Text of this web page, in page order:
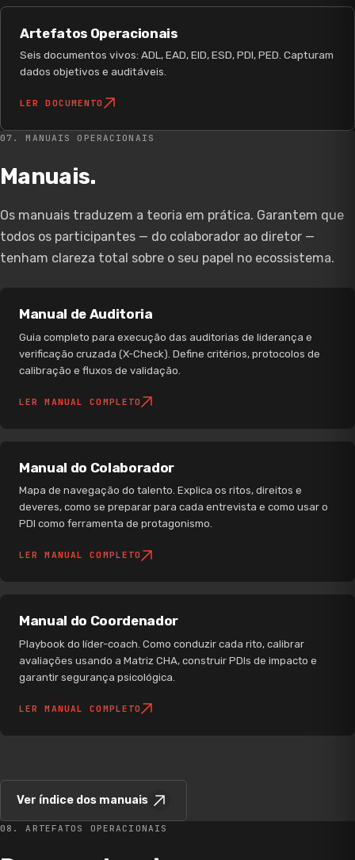
Artefatos Operacionais
Seis documentos vivos: ADL, EAD, EID, ESD, PDI, PED. Capturam
dados objetivos e auditáveis.
LER DOCUMENTO
07. MANUAIS OPERACIONAIS
Manuais.
Os manuais traduzem a teoria em prática. Garantem que
todos os participantes — do colaborador ao diretor —
tenham clareza total sobre o seu papel no ecossistema.
Manual de Auditoria
Guia completo para execução das auditorias de liderança e
verificação cruzada (X-Check). Define critérios, protocolos de
calibração e fluxos de validação.
LER MANUAL COMPLETO
Manual do Colaborador
Mapa de navegação do talento. Explica os ritos, direitos e
deveres, como se preparar para cada entrevista e como usar o
PDI como ferramenta de protagonismo.
LER MANUAL COMPLETO
Manual do Coordenador
Playbook do líder-coach. Como conduzir cada rito, calibrar
avaliações usando a Matriz CHA, construir PDIs de impacto e
garantir segurança psicológica.
LER MANUAL COMPLETO
Ver índice dos manuais
08. ARTEFATOS OPERACIONAIS